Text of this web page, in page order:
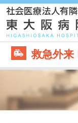
救急外来